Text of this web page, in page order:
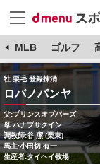
MLB ゴルフ
牡 栗毛 登録抹消
ロバノパンヤ
父:プリンスオブバーズ
母:ハナブサクイン
調教師:谷 潔 (栗東)
馬主:小田切 有一
生産者:タイヘイ牧場